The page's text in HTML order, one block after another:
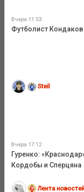
Вчера 11:53
Футболист Кондаков
Steil
Вчера 17:12
Гуренко:
Кордобы и Сперцяна
Лента